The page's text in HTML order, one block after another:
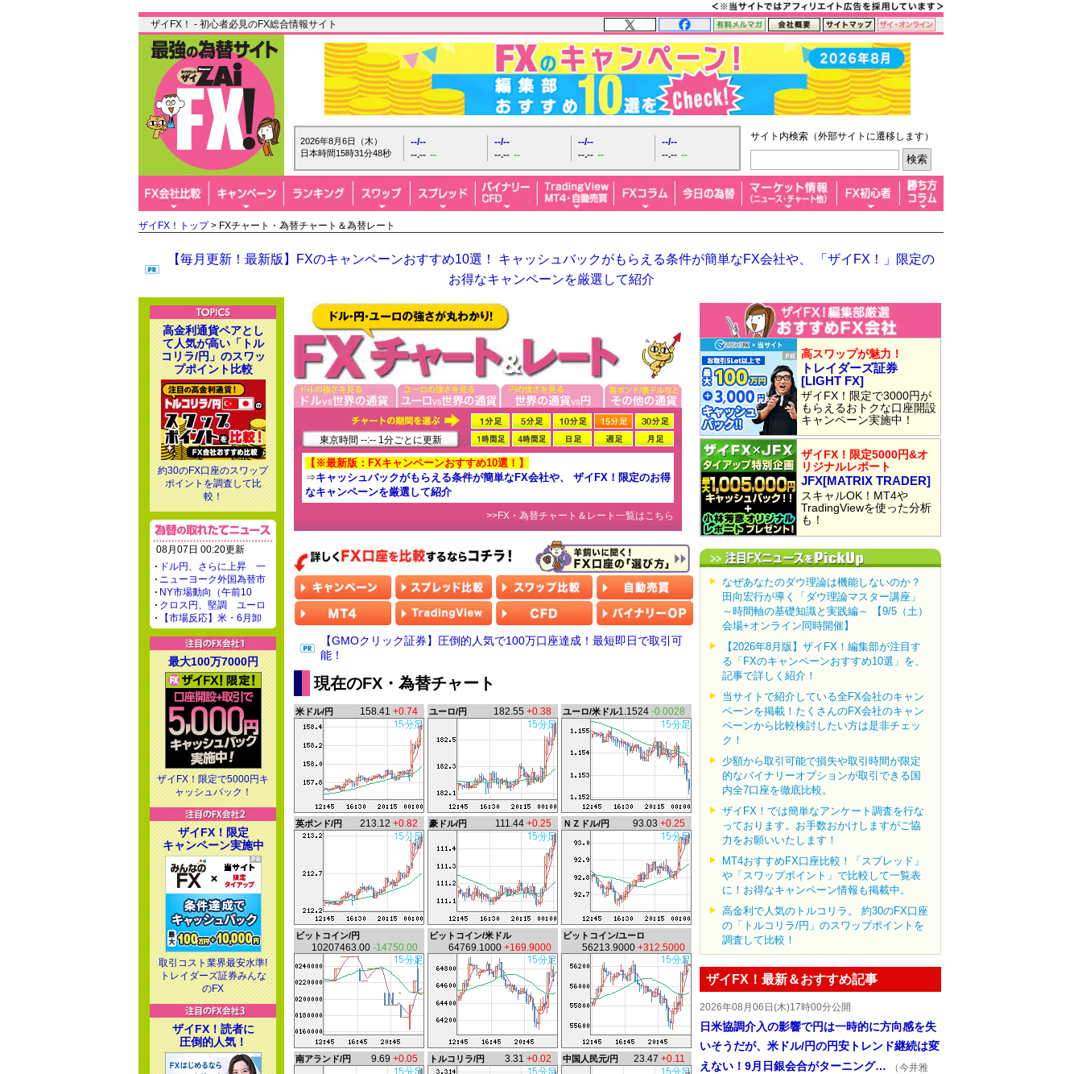
ザイFX！ - 初心者必見のFX総合情報サイト
2026年8月6日（木）
日本時間15時31分49秒
--/--
--.-- --
--/--
--.-- --
--/--
--.-- --
--/--
--.-- --
サイト内検索（外部サイトに遷移します）
ザイFX！トップ> FXチャート・為替チャート＆為替レート
【毎月更新！最新版】FXのキャンペーンおすすめ10選！ キャッシュバックがもらえる条件が簡単なFX会社や、 「ザイFX！」限定の
お得なキャンペーンを厳選して紹介
東京時間 --:-- 1分ごとに更新
【※最新版：FXキャンペーンおすすめ10選！】
⇒キャッシュバックがもらえる条件が簡単なFX会社や、 ザイFX！限定のお得
なキャンペーンを厳選して紹介
>>FX・為替チャート＆レート一覧はこちら
【GMOクリック証券】圧倒的人気で100万口座達成！最短即日で取引可
能！
現在のFX・為替チャート
米ドル/円 158.41 +0.74 ユーロ/円 182.55 +0.38 ユーロ/米ドル1.1524 -0.0028
英ポンド/円 213.12 +0.82 豪ドル/円 111.44 +0.25 ＮＺドル/円 93.03 +0.25
ビットコイン/円
10207463.00 -14750.00
ビットコイン/米ドル
64769.1000 +169.9000
ビットコイン/ユーロ
56213.9000 +312.5000
南アランド/円 9.69 +0.05 トルコリラ/円 3.31 +0.02 中国人民元/円 23.47 +0.11
高スワップが魅力！
トレイダーズ証券
[LIGHT FX]
ザイFX！限定で3000円が
もらえるおトクな口座開設
キャンペーン実施中！
ザイFX！限定5000円&オ
リジナルレポート
JFX[MATRIX TRADER]
スキャルOK！MT4や
TradingViewを使った分析
も！
なぜあなたのダウ理論は機能しないのか？
田向宏行が導く「ダウ理論マスター講座」
～時間軸の基礎知識と実践編～ 【9/5（土）
会場+オンライン同時開催】
【2026年8月版】ザイFX！編集部が注目す
る「FXのキャンペーンおすすめ10選」を、
記事で詳しく紹介！
当サイトで紹介している全FX会社のキャン
ペーンを掲載！たくさんのFX会社のキャン
ペーンから比較検討したい方は是非チェッ
ク！
少額から取引可能で損失や取引時間が限定
的なバイナリーオプションが取引できる国
内全7口座を徹底比較。
ザイFX！では簡単なアンケート調査を行な
っております。お手数おかけしますがご協
力をお願いいたします！
MT4おすすめFX口座比較！「スプレッド」
や「スワップポイント」で比較して一覧表
に！お得なキャンペーン情報も掲載中。
高金利で人気のトルコリラ。 約30のFX口座
の「トルコリラ/円」のスワップポイントを
調査して比較！
ザイFX！最新＆おすすめ記事
2026年08月06日(木)17時00分公開
日米協調介入の影響で円は一時的に方向感を失
いそうだが、米ドル/円の円安トレンド継続は変
えない！9月日銀会合がターニング…
（今井雅
高金利通貨ペアとし
て人気が高い「トル
コリラ/円」のスワッ
プポイント比較
約30のFX口座のスワップ
ポイントを調査して比
較！
08月07日 00:20更新
ドル円、さらに上昇 一
ニューヨーク外国為替市
NY市場動向（午前10
クロス円、堅調 ユーロ
【市場反応】米・6月卸
最大100万7000円
ザイFX！限定で5000円キ
ャッシュバック！
ザイFX！限定
キャンペーン実施中
取引コスト業界最安水準!
トレイダーズ証券みんな
のFX
ザイFX！読者に
圧倒的人気！